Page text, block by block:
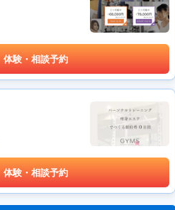
体験・相談予約
体験・相談予約